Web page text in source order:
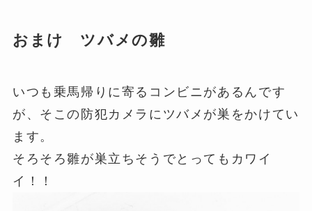
おまけ ツバメの雛
いつも乗馬帰りに寄るコンビニがあるんです
が、そこの防犯カメラにツバメが巣をかけてい
ます。
そろそろ雛が巣立ちそうでとってもカワイ
イ！！